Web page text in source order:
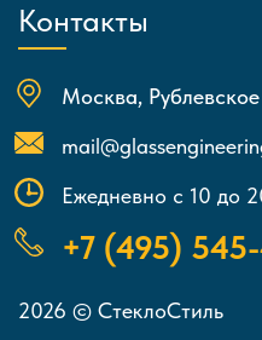
Контакты
Москва,
Ежедневно с 10 до
+7 (495)
2026 © СтеклоСтиль